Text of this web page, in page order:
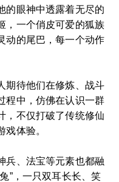
的眼神中透露着无尽的
，一个俏皮可爱的狐族
动的尾巴，每一个动作
期待他们在修炼、战斗
程中，仿佛在认识一群
，不仅打破了传统修仙
体验。
兵、法宝等元素也都融
”，一只双耳长长、笑